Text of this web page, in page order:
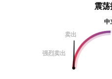
震
中
卖出
强烈卖出